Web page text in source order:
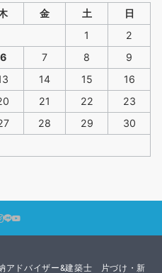
金 土
日
1
2
6 7 8
9
14 15
16
21 22
23
28 29
30
ドバイザー&建築士 片づけ・新